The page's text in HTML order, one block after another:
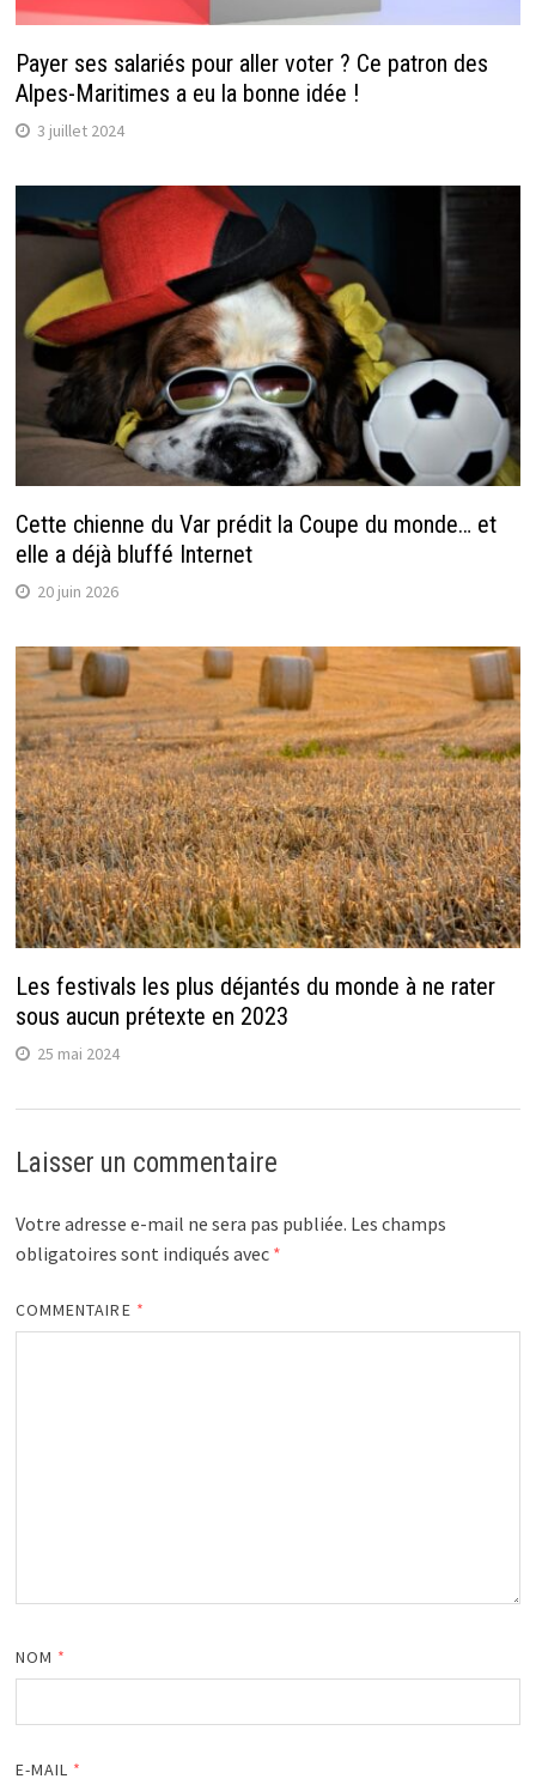
Payer ses salariés pour aller voter ? Ce patron des
Alpes-Maritimes a eu la bonne idée !
3 juillet 2024
Cette chienne du Var prédit la Coupe du monde… et
elle a déjà bluffé Internet
20 juin 2026
Les festivals les plus déjantés du monde à ne rater
sous aucun prétexte en 2023
25 mai 2024
Laisser un commentaire
Votre adresse e-mail ne sera pas publiée. Les champs
obligatoires sont indiqués avec *
COMMENTAIRE *
NOM *
E-MAIL *